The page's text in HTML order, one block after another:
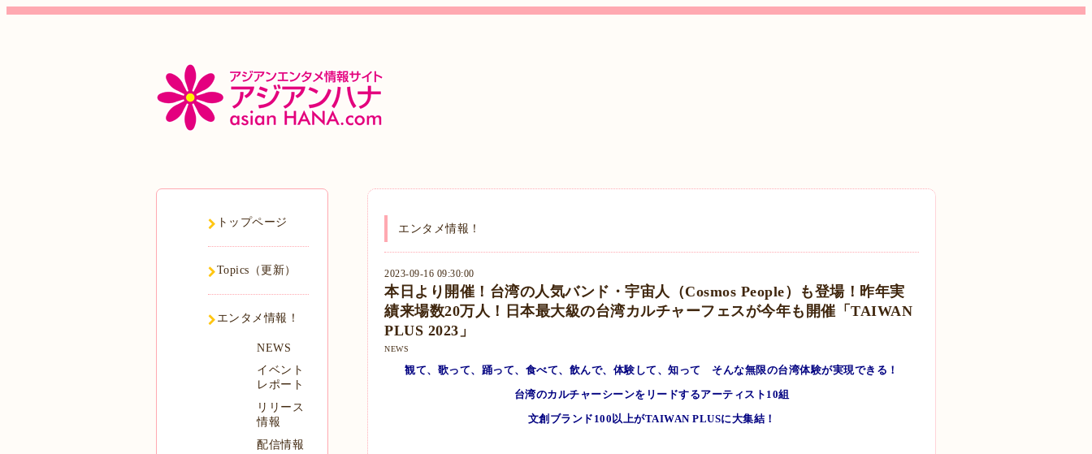
エンタメ情報！
2023-09-16 09:30:00
本日より開催！台湾の人気バンド・宇宙人（Cosmos People）も登場！昨年実
績来場数20万人！日本最大級の台湾カルチャーフェスが今年も開催「TAIWAN
PLUS 2023」
NEWS
観て、歌って、踊って、食べて、飲んで、体験して、知って そんな無限の台湾体験が実現できる！
台湾のカルチャーシーンをリードするアーティスト10組
文創ブランド100以上がTAIWAN PLUSに大集結！
トップページ
Topics（更新）
エンタメ情報！
NEWS
イベント
レポート
リリース
情報
配信情報